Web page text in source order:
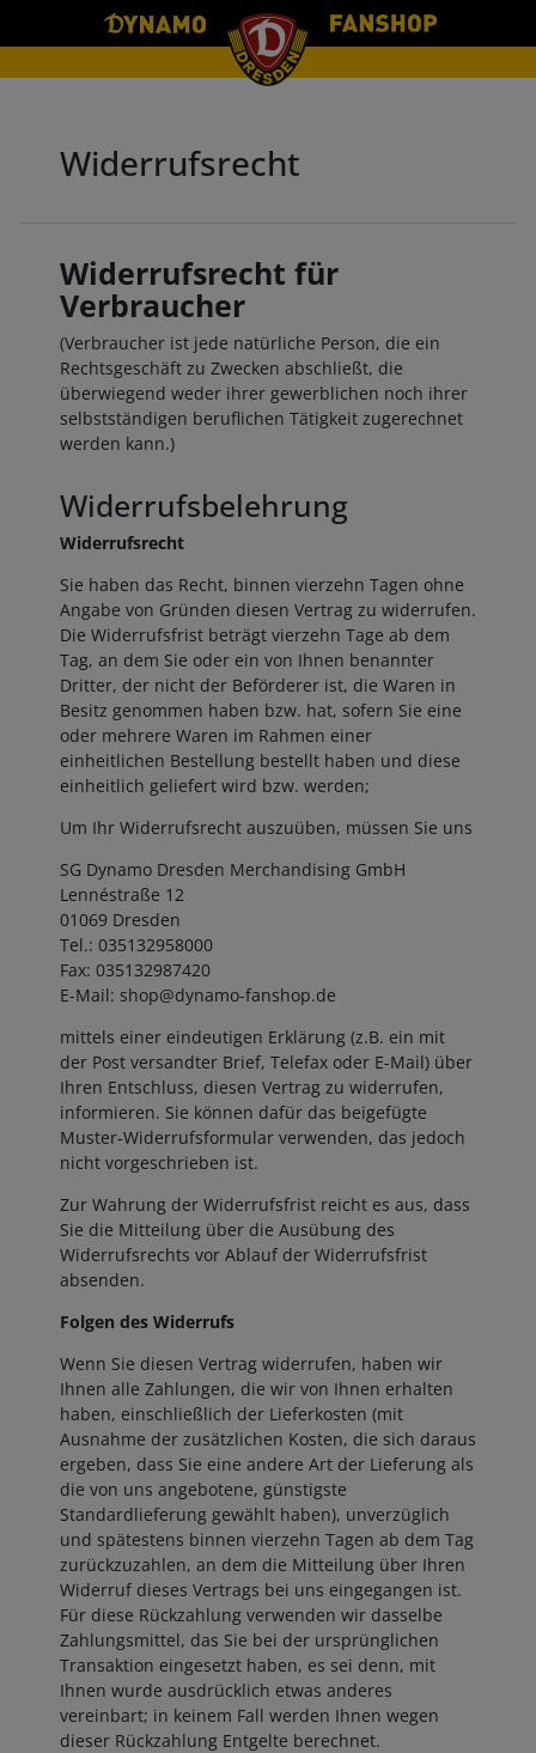
Widerrufs­recht
Widerrufsrecht für
Verbraucher
(Verbraucher ist jede natürliche Person, die ein
Rechtsgeschäft zu Zwecken abschließt, die
überwiegend weder ihrer gewerblichen noch ihrer
selbstständigen beruflichen Tätigkeit zugerechnet
werden kann.)
Widerrufsbelehrung
Widerrufsrecht
Sie haben das Recht, binnen vierzehn Tagen ohne
Angabe von Gründen diesen Vertrag zu widerrufen.
Die Widerrufsfrist beträgt vierzehn Tage ab dem
Tag, an dem Sie oder ein von Ihnen benannter
Dritter, der nicht der Beförderer ist, die Waren in
Besitz genommen haben bzw. hat, sofern Sie eine
oder mehrere Waren im Rahmen einer
einheitlichen Bestellung bestellt haben und diese
einheitlich geliefert wird bzw. werden;
Um Ihr Widerrufsrecht auszuüben, müssen Sie uns
SG Dynamo Dresden Merchandising GmbH
Lennéstraße 12
01069 Dresden
Tel.: 035132958000
Fax: 035132987420
E-Mail: shop@dynamo-fanshop.de
mittels einer eindeutigen Erklärung (z.B. ein mit
der Post versandter Brief, Telefax oder E-Mail) über
Ihren Entschluss, diesen Vertrag zu widerrufen,
informieren. Sie können dafür das beigefügte
Muster-Widerrufsformular verwenden, das jedoch
nicht vorgeschrieben ist.
Zur Wahrung der Widerrufsfrist reicht es aus, dass
Sie die Mitteilung über die Ausübung des
Widerrufsrechts vor Ablauf der Widerrufsfrist
absenden.
Folgen des Widerrufs
Wenn Sie diesen Vertrag widerrufen, haben wir
Ihnen alle Zahlungen, die wir von Ihnen erhalten
haben, einschließlich der Lieferkosten (mit
Ausnahme der zusätzlichen Kosten, die sich daraus
ergeben, dass Sie eine andere Art der Lieferung als
die von uns angebotene, günstigste
Standardlieferung gewählt haben), unverzüglich
und spätestens binnen vierzehn Tagen ab dem Tag
zurückzuzahlen, an dem die Mitteilung über Ihren
Widerruf dieses Vertrags bei uns eingegangen ist.
Für diese Rückzahlung verwenden wir dasselbe
Zahlungsmittel, das Sie bei der ursprünglichen
Transaktion eingesetzt haben, es sei denn, mit
Ihnen wurde ausdrücklich etwas anderes
vereinbart; in keinem Fall werden Ihnen wegen
dieser Rückzahlung Entgelte berechnet.